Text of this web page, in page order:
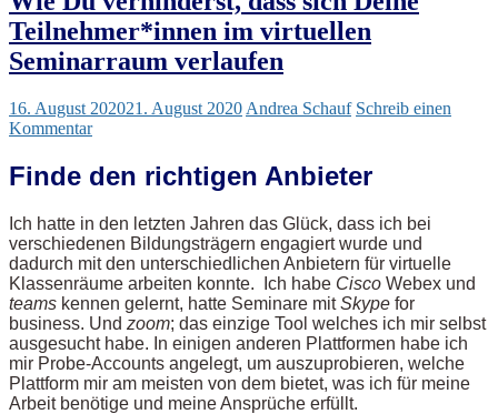
Teilnehmer*innen im virtuellen
Seminarraum verlaufen
16. August 202021. August 2020 Andrea Schauf Schreib einen
Kommentar
Finde den richtigen Anbieter
Ich hatte in den letzten Jahren das Glück, dass ich bei
verschiedenen Bildungsträgern engagiert wurde und
dadurch mit den unterschiedlichen Anbietern für virtuelle
Klassenräume arbeiten konnte. Ich habe Cisco Webex und
teams kennen gelernt, hatte Seminare mitSkype for
business. Und zoom; das einzige Tool welches ich mir selbst
ausgesucht habe. In einigen anderen Plattformen habe ich
mir Probe-Accounts angelegt, um auszuprobieren, welche
Plattform mir am meisten von dem bietet, was ich für meine
Arbeit benötige und meine Ansprüche erfüllt.